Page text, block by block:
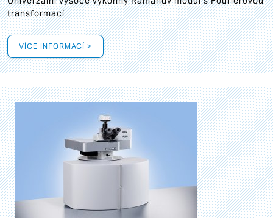
transformací
VÍCE INFORMACÍ >